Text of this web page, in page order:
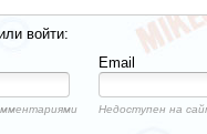
войти:
Email
Недоступен на